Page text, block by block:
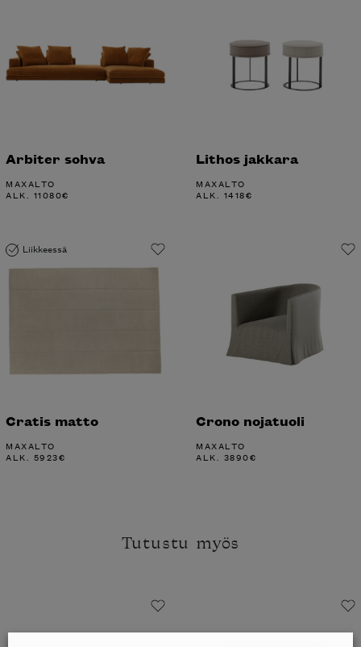
Arbiter sohva
MAXALTO
ALK. 11080€
Lithos jakkara
MAXALTO
ALK. 1418€
Liikkeessä
Cratis matto
MAXALTO
ALK. 5923€
Crono nojatuoli
MAXALTO
ALK. 3890€
Tutustu myös